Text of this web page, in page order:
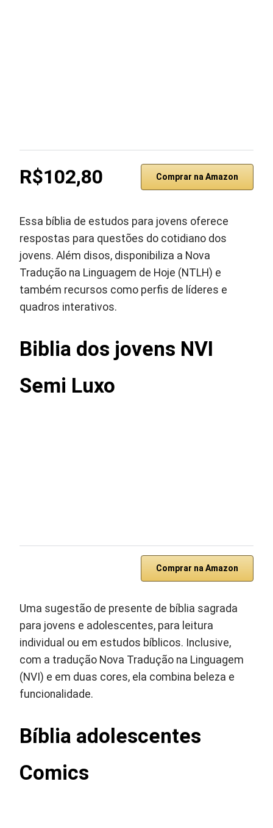
R$102,80 Comprar na Amazon
Essa bíblia de estudos para jovens oferece
respostas para questões do cotidiano dos
jovens. Além disos, disponibiliza a Nova
Tradução na Linguagem de Hoje (NTLH) e
também recursos como perfis de líderes e
quadros interativos.
Biblia dos jovens NVI
Semi Luxo
Comprar na Amazon
Uma sugestão de presente de bíblia sagrada
para jovens e adolescentes, para leitura
individual ou em estudos bíblicos. Inclusive,
com a tradução Nova Tradução na Linguagem
(NVI) e em duas cores, ela combina beleza e
funcionalidade.
Bíblia adolescentes
Comics